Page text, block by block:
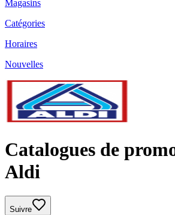
Magasins
Catégories
Horaires
Nouvelles
Catalogues de
Aldi
Suivre